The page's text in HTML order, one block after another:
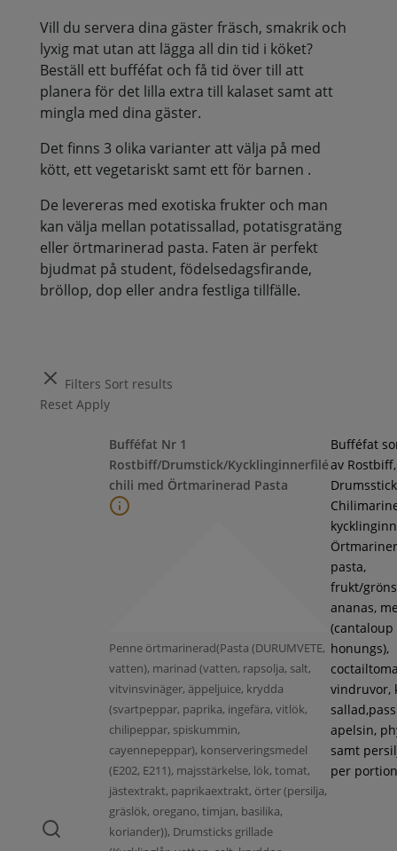
Vill du servera dina gäster fräsch, smakrik och
lyxig mat utan att lägga all din tid i köket?
Beställ ett bufféfat och få tid över till att
planera för det lilla extra till kalaset samt att
mingla med dina gäster.
Det finns 3 olika varianter att välja på med
kött, ett vegetariskt samt ett för barnen .
De levereras med exotiska frukter och man
kan välja mellan potatissallad, potatisgratäng
eller örtmarinerad pasta. Faten är perfekt
bjudmat på student, födelsedagsfirande,
bröllop, dop eller andra festliga tillfälle.
Filters Sort results
Reset Apply
Bufféfat Nr 1
Rostbiff/Drumstick/Kycklinginnerfilé
chili med Örtmarinerad Pasta
Penne örtmarinerad(Pasta (DURUMVETE,
vatten), marinad (vatten, rapsolja, salt,
vitvinsvinäger, äppeljuice, krydda
(svartpeppar, paprika, ingefära, vitlök,
chilipeppar, spiskummin,
cayennepeppar), konserveringsmedel
(E202, E211), majsstärkelse, lök, tomat,
jästextrakt, paprikaextrakt, örter (persilja,
gräslök, oregano, timjan, basilika,
koriander)), Drumsticks grillade
Bufféfat
av Rostbiff,
pasta,
frukt/
ananas,
(cantaloup
honungs),
vindruvor,
apelsin,
samt
per